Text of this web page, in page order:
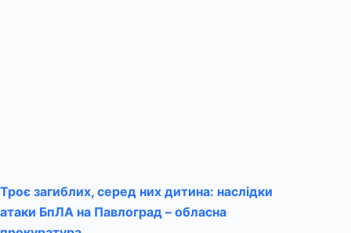
Троє загиблих, серед них дитина: наслідки
атаки БпЛА на Павлоград – обласна